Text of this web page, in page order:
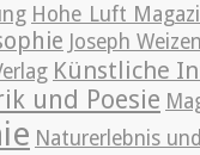
Hohe Luft
Joseph
Künstliche
und Poesie
Naturerlebnis